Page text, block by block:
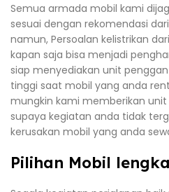
Semua armada mobil kami
sesuai dengan rekomendasi
namun, Persoalan kelistrikan
kapan saja bisa menjadi
siap menyediakan unit
tinggi saat mobil yang anda
mungkin kami memberikan
supaya kegiatan anda tidak
kerusakan mobil yang anda
Pilihan Mobil